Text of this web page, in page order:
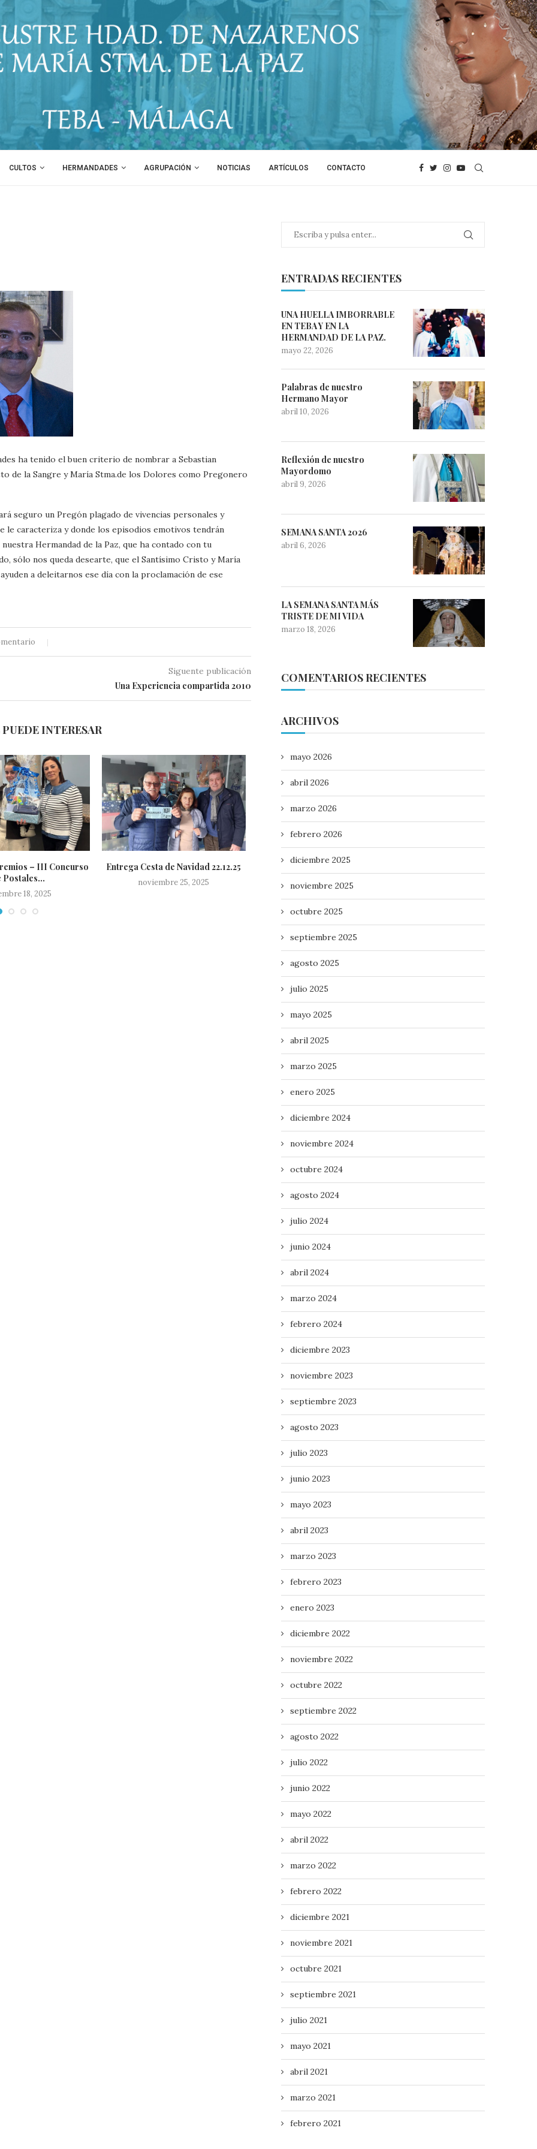
CULTOS HERMANDADES AGRUPACIÓN NOTICIAS ARTÍCULOS CONTACTO
ha tenido el buen criterio de nombrar a Sebastian
de la Sangre y María Stma.de los Dolores como Pregonero
seguro un Pregón plagado de vivencias personales y
le caracteriza y donde los episodios emotivos tendrán
Hermandad de la Paz, que ha contado con tu
sólo nos queda desearte, que el Santísimo Cristo y María
a deleitarnos ese día con la proclamación de ese
Siguente publicación
Una Experiencia compartida 2010
INTERESAR
– III Concurso
Postales...
18, 2025
Entrega Cesta de Navidad 22.12.25
noviembre 25, 2025
III CONCURSO DE POSTALES
ENTRADAS RECIENTES
UNA HUELLA IMBORRABLE
EN TEBA Y EN LA
HERMANDAD DE LA PAZ.
mayo 22, 2026
Palabras de nuestro
Hermano Mayor
abril 10, 2026
Reflexión de nuestro
Mayordomo
abril 9, 2026
SEMANA SANTA 2026
abril 6, 2026
LA SEMANA SANTA MÁS
TRISTE DE MI VIDA
marzo 18, 2026
COMENTARIOS RECIENTES
ARCHIVOS
mayo 2026
abril 2026
marzo 2026
febrero 2026
diciembre 2025
noviembre 2025
octubre 2025
septiembre 2025
agosto 2025
julio 2025
mayo 2025
abril 2025
marzo 2025
enero 2025
diciembre 2024
noviembre 2024
octubre 2024
agosto 2024
julio 2024
junio 2024
abril 2024
marzo 2024
febrero 2024
diciembre 2023
noviembre 2023
septiembre 2023
agosto 2023
julio 2023
junio 2023
mayo 2023
abril 2023
marzo 2023
febrero 2023
enero 2023
diciembre 2022
noviembre 2022
octubre 2022
septiembre 2022
agosto 2022
julio 2022
junio 2022
mayo 2022
abril 2022
marzo 2022
febrero 2022
diciembre 2021
noviembre 2021
octubre 2021
septiembre 2021
julio 2021
mayo 2021
abril 2021
marzo 2021
febrero 2021